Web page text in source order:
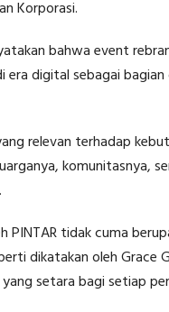
Korporasi.
bahwa event
era digital sebagai
relevan terhadap
komunitasnya,
PINTAR tidak cuma
dikatakan oleh Grace
setara bagi setiap